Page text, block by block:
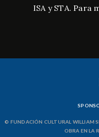
ISA y STA. Para
© FUNDACIÓN CULTURAL WILLIAM
OBRA EN LA